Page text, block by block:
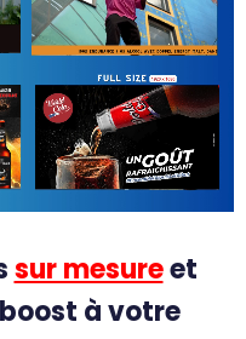
sur mesureet
à votre